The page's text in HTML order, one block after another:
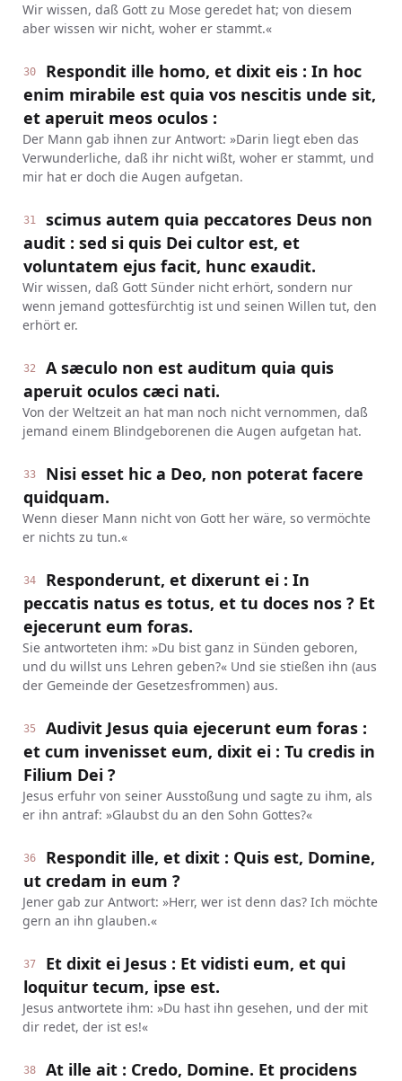
Wir wissen, daß Gott zu Mose geredet hat; von diesem
aber wissen wir nicht, woher er stammt.«
30
Respondit ille homo, et dixit eis : In hoc
enim mirabile est quia vos nescitis unde sit,
et aperuit meos oculos :
Der Mann gab ihnen zur Antwort: »Darin liegt eben das
Verwunderliche, daß ihr nicht wißt, woher er stammt, und
mir hat er doch die Augen aufgetan.
31
scimus autem quia peccatores Deus non
audit : sed si quis Dei cultor est, et
voluntatem ejus facit, hunc exaudit.
Wir wissen, daß Gott Sünder nicht erhört, sondern nur
wenn jemand gottesfürchtig ist und seinen Willen tut, den
erhört er.
32
A sæculo non est auditum quia quis
aperuit oculos cæci nati.
Von der Weltzeit an hat man noch nicht vernommen, daß
jemand einem Blindgeborenen die Augen aufgetan hat.
33
Nisi esset hic a Deo, non poterat facere
quidquam.
Wenn dieser Mann nicht von Gott her wäre, so vermöchte
er nichts zu tun.«
34
Responderunt, et dixerunt ei : In
peccatis natus es totus, et tu doces nos ? Et
ejecerunt eum foras.
Sie antworteten ihm: »Du bist ganz in Sünden geboren,
und du willst uns Lehren geben?« Und sie stießen ihn (aus
der Gemeinde der Gesetzesfrommen) aus.
35
Audivit Jesus quia ejecerunt eum foras :
et cum invenisset eum, dixit ei : Tu credis in
Filium Dei ?
Jesus erfuhr von seiner Ausstoßung und sagte zu ihm, als
er ihn antraf: »Glaubst du an den Sohn Gottes?«
36
Respondit ille, et dixit : Quis est, Domine,
ut credam in eum ?
Jener gab zur Antwort: »Herr, wer ist denn das? Ich möchte
gern an ihn glauben.«
37
Et dixit ei Jesus : Et vidisti eum, et qui
loquitur tecum, ipse est.
Jesus antwortete ihm: »Du hast ihn gesehen, und der mit
dir redet, der ist es!«
38
At ille ait : Credo, Domine. Et procidens